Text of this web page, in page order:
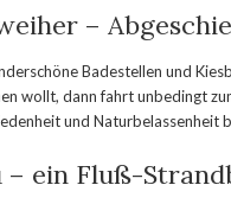
–
Badestellen und
wollt, dann fahrt unbedingt
und Naturbelassenheit
– ein Fluß-